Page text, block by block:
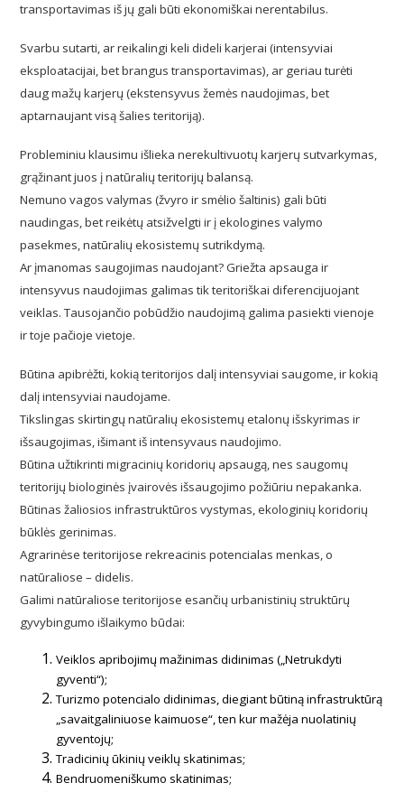
transportavimas iš jų gali būti ekonomiškai nerentabilus.
Svarbu sutarti, ar reikalingi keli dideli karjerai (intensyviai
eksploatacijai, bet brangus transportavimas), ar geriau turėti
daug mažų karjerų (ekstensyvus žemės naudojimas, bet
aptarnaujant visą šalies teritoriją).
Probleminiu klausimu išlieka nerekultivuotų karjerų sutvarkymas,
grąžinant juos į natūralių teritorijų balansą.
Nemuno vagos valymas (žvyro ir smėlio šaltinis) gali būti
naudingas, bet reikėtų atsižvelgti ir į ekologines valymo
pasekmes, natūralių ekosistemų sutrikdymą.
Ar įmanomas saugojimas naudojant? Griežta apsauga ir
intensyvus naudojimas galimas tik teritoriškai diferencijuojant
veiklas. Tausojančio pobūdžio naudojimą galima pasiekti vienoje
ir toje pačioje vietoje.
Būtina apibrėžti, kokią teritorijos dalį intensyviai saugome, ir kokią
dalį intensyviai naudojame.
Tikslingas skirtingų natūralių ekosistemų etalonų išskyrimas ir
išsaugojimas, išimant iš intensyvaus naudojimo.
Būtina užtikrinti migracinių koridorių apsaugą, nes saugomų
teritorijų biologinės įvairovės išsaugojimo požiūriu nepakanka.
Būtinas žaliosios infrastruktūros vystymas, ekologinių koridorių
būklės gerinimas.
Agrarinėse teritorijose rekreacinis potencialas menkas, o
natūraliose – didelis.
Galimi natūraliose teritorijose esančių urbanistinių struktūrų
gyvybingumo išlaikymo būdai:
Veiklos apribojimų mažinimas didinimas („Netrukdyti
gyventi“);
Turizmo potencialo didinimas, diegiant būtiną infrastruktūrą
„savaitgaliniuose kaimuose“, ten kur mažėja nuolatinių
gyventojų;
Tradicinių ūkinių veiklų skatinimas;
Bendruomeniškumo skatinimas;